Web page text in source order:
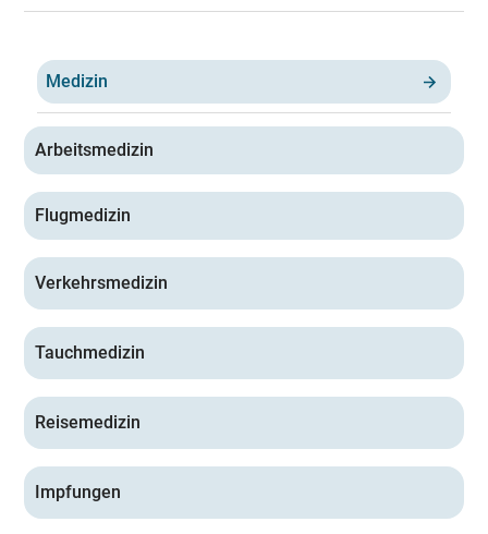
Medizin
Arbeitsmedizin
Flugmedizin
Verkehrsmedizin
Tauchmedizin
Reisemedizin
Impfungen